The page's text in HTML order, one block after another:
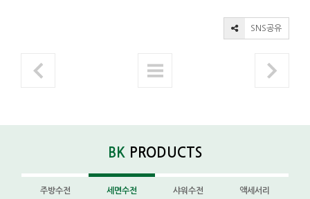
SNS공유
BK PRODUCTS
주방수전 세면수전 샤워수전 액세서리